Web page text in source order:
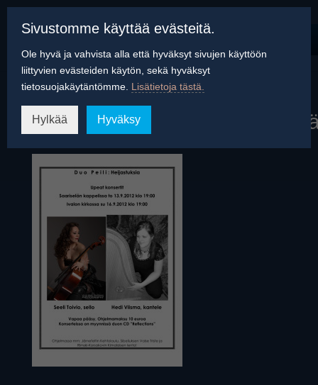
Sivustomme käyttää evästeitä.
Ole hyvä ja vahvista alla että hyväksyt sivujen käyttöön
liittyvien evästeiden käytön, sekä hyväksyt
tietosuojakäytäntömme. Lisätietoja tästä.
Hylkää Hyväksy